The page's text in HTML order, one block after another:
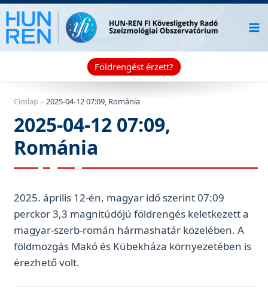
Skip
to
content
Földrengést érzett?
Címlap » 2025-04-12 07:09, Románia
2025-04-12 07:09,
Románia
2025. április 12-én, magyar idő szerint 07:09
perckor 3,3 magnitúdójú földrengés keletkezett a
magyar-szerb-román hármashatár közelében. A
földmozgás Makó és Kübekháza környezetében is
érezhető volt.